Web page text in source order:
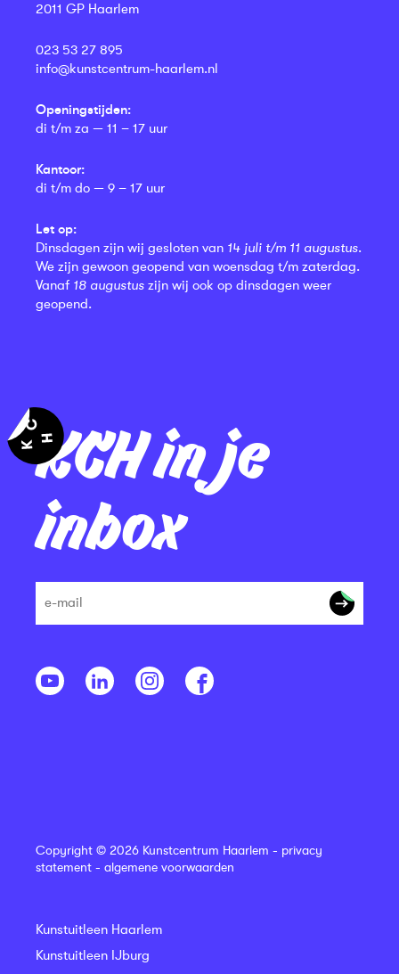
KCH in je
inbox
2011 GP Haarlem
023 53 27 895
info@kunstcentrum-haarlem.nl
Openingstijden:
di t/m za — 11 – 17 uur
Kantoor:
di t/m do — 9 – 17 uur
Let op:
Dinsdagen zijn wij gesloten van 14 juli t/m 11 augustus.
We zijn gewoon geopend van woensdag t/m zaterdag.
Vanaf 18 augustus zijn wij ook op dinsdagen weer
geopend.
Copyright © 2026 Kunstcentrum Haarlem - privacy
statement - algemene voorwaarden
Kunstuitleen Haarlem
Kunstuitleen IJburg